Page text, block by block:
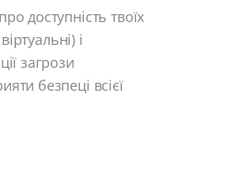
доступність твоїх
і
загрози
безпеці всієї